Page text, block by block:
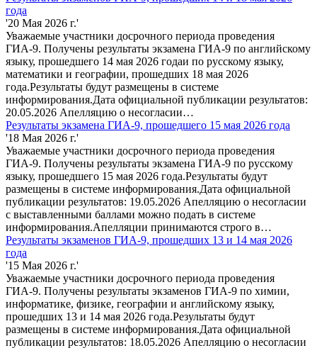
года
'20 Мая 2026 г.'
Уважаемые участники досрочного периода проведения
ГИА-9. Получены результаты экзамена ГИА-9 по английскому
языку, прошедшего 14 мая 2026 годаи по русскому языку,
математики и географии, прошедших 18 мая 2026
года.Результаты будут размещены в системе
информирования.Дата официальной публикации результатов:
20.05.2026 Апелляцию о несогласии…
Результаты экзамена ГИА-9, прошедшего 15 мая 2026 года
'18 Мая 2026 г.'
Уважаемые участники досрочного периода проведения
ГИА-9. Получены результаты экзамена ГИА-9 по русскому
языку, прошедшего 15 мая 2026 года.Результаты будут
размещены в системе информирования.Дата официальной
публикации результатов: 19.05.2026 Апелляцию о несогласии
с выставленными баллами можно подать в системе
информирования.Апелляции принимаются строго в…
Результаты экзаменов ГИА-9, прошедших 13 и 14 мая 2026
года
'15 Мая 2026 г.'
Уважаемые участники досрочного периода проведения
ГИА-9. Получены результаты экзаменов ГИА-9 по химии,
информатике, физике, географии и английскому языку,
прошедших 13 и 14 мая 2026 года.Результаты будут
размещены в системе информирования.Дата официальной
публикации результатов: 18.05.2026 Апелляцию о несогласии